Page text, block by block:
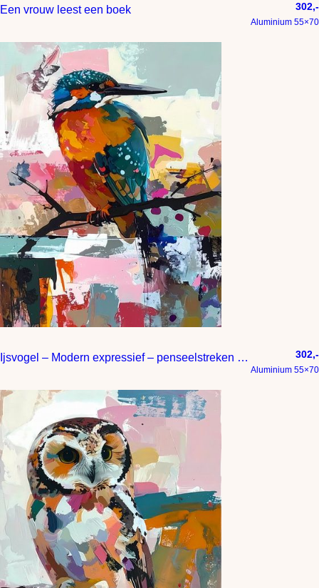
Een vrouw leest een boek 302,-
Aluminium 55×70
Ijsvogel – Modern expressief – penseelstreken en abstracte kleurige vlakken 302,-
Aluminium 55×70